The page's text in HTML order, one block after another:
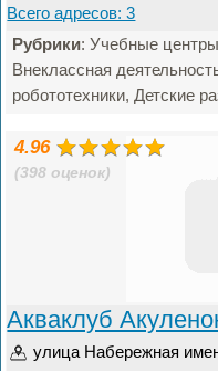
Всего адресов: 3
Рубрики: Учебные
Внеклассная
робототехники, Детские
4.96
(398 оценок)
Акваклуб
улица Набережная